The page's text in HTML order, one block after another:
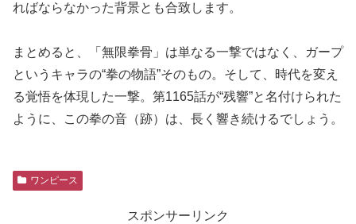
ればならなかった背景とも合致します。
まとめると、「無限拳骨」は単なる一撃ではなく、ガープ
というキャラの“拳の物語”そのもの。そして、時代を変え
る覚悟を体現した一撃。第1165話が“残響”と名付けられた
ように、この拳の音（跡）は、長く響き続けるでしょう。
ワンピース
スポンサーリンク